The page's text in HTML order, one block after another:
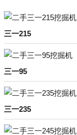
三一215
三一95
三一235